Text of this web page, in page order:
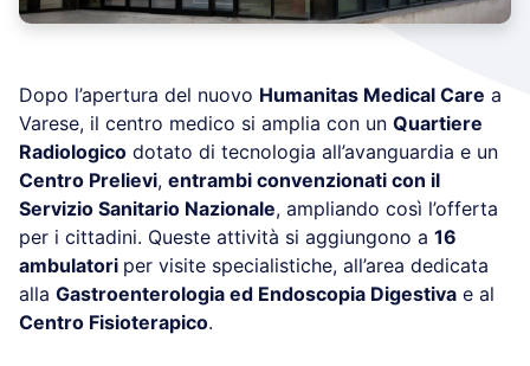
Dopo l’apertura del nuovo Humanitas Medical Care a
Varese, il centro medico si amplia con un Quartiere
Radiologico dotato di tecnologia all’avanguardia e un
Centro Prelievi, entrambi convenzionati con il
Servizio Sanitario Nazionale, ampliando così l’offerta
per i cittadini. Queste attività si aggiungono a 16
ambulatori per visite specialistiche, all’area dedicata
alla Gastroenterologia ed Endoscopia Digestiva e al
Centro Fisioterapico.